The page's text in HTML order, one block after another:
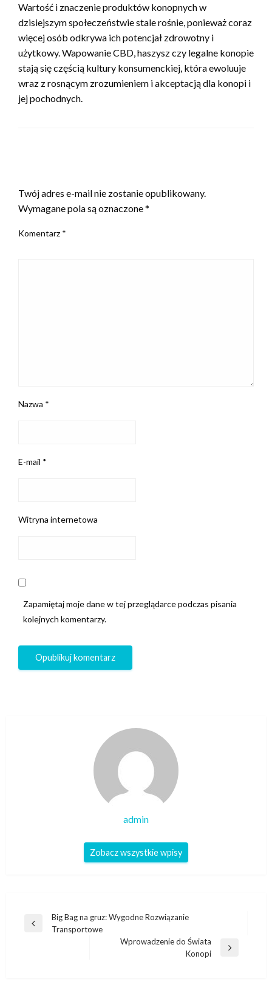
Wartość i znaczenie produktów konopnych w
dzisiejszym społeczeństwie stale rośnie, ponieważ coraz
więcej osób odkrywa ich potencjał zdrowotny i
użytkowy. Wapowanie CBD, haszysz czy legalne konopie
stają się częścią kultury konsumenckiej, która ewoluuje
wraz z rosnącym zrozumieniem i akceptacją dla konopi i
jej pochodnych.
Twój adres e-mail nie zostanie opublikowany.
Wymagane pola są oznaczone*
Komentarz *
Nazwa *
E-mail *
Witryna internetowa
Zapamiętaj moje dane w tej przeglądarce podczas pisania
kolejnych komentarzy.
admin
Zobacz wszystkie wpisy
Nawigacja
wpisu
Poprzedni
Big Bag na gruz: Wygodne Rozwiązanie
Transportowe
Wprowadzenie do Świata
Konopi